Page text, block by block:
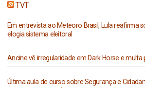
TVT
Em entrevista ao Meteoro Brasil, Lula reafirma
elogia sistema eleitoral
Ancine vê irregularidade em Dark Horse e multa
Última aula de curso sobre Segurança e